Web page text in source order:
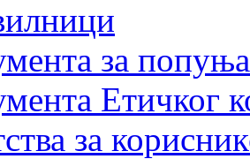
за
Етичког
за